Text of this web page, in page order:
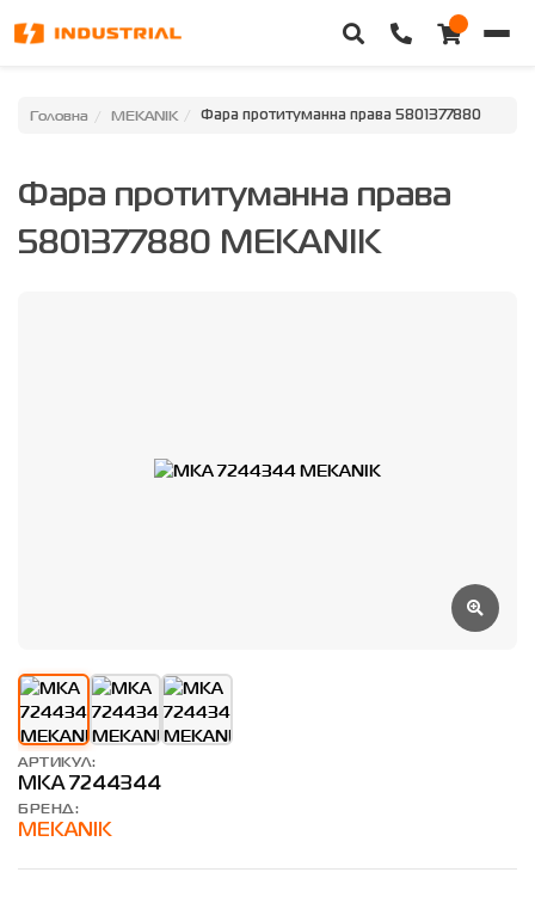
Головна
Категорії
Особистий кабінет
Головна MEKANIK Фара протитуманна права 5801377880
Фара протитуманна права
5801377880 MEKANIK
АРТИКУЛ:
MKA 7244344
БРЕНД:
MEKANIK